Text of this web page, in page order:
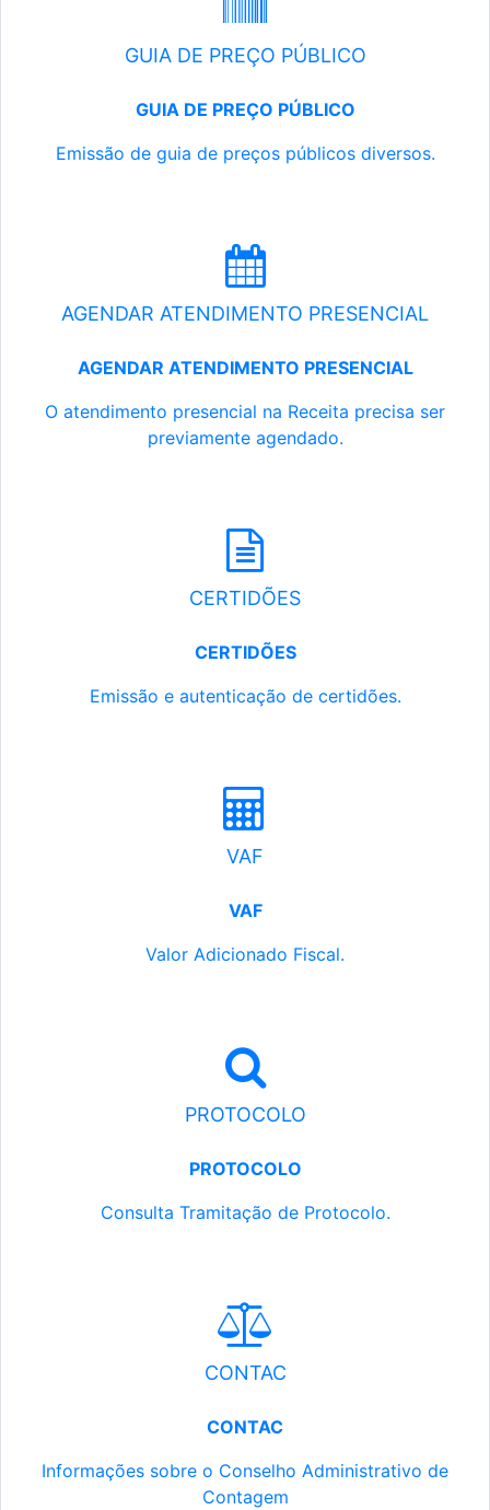
GUIA DE PREÇO PÚBLICO
GUIA DE PREÇO PÚBLICO
Emissão de guia de preços públicos diversos.
AGENDAR ATENDIMENTO PRESENCIAL
AGENDAR ATENDIMENTO PRESENCIAL
O atendimento presencial na Receita precisa ser
previamente agendado.
CERTIDÕES
CERTIDÕES
Emissão e autenticação de certidões.
VAF
VAF
Valor Adicionado Fiscal.
PROTOCOLO
PROTOCOLO
Consulta Tramitação de Protocolo.
CONTAC
CONTAC
Informações sobre o Conselho Administrativo de
Contagem